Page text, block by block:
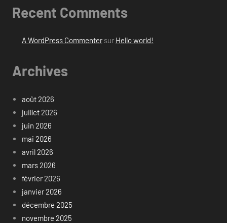
Recent Comments
A WordPress Commentersur Hello world!
Archives
août 2026
juillet 2026
juin 2026
mai 2026
avril 2026
mars 2026
février 2026
janvier 2026
décembre 2025
novembre 2025